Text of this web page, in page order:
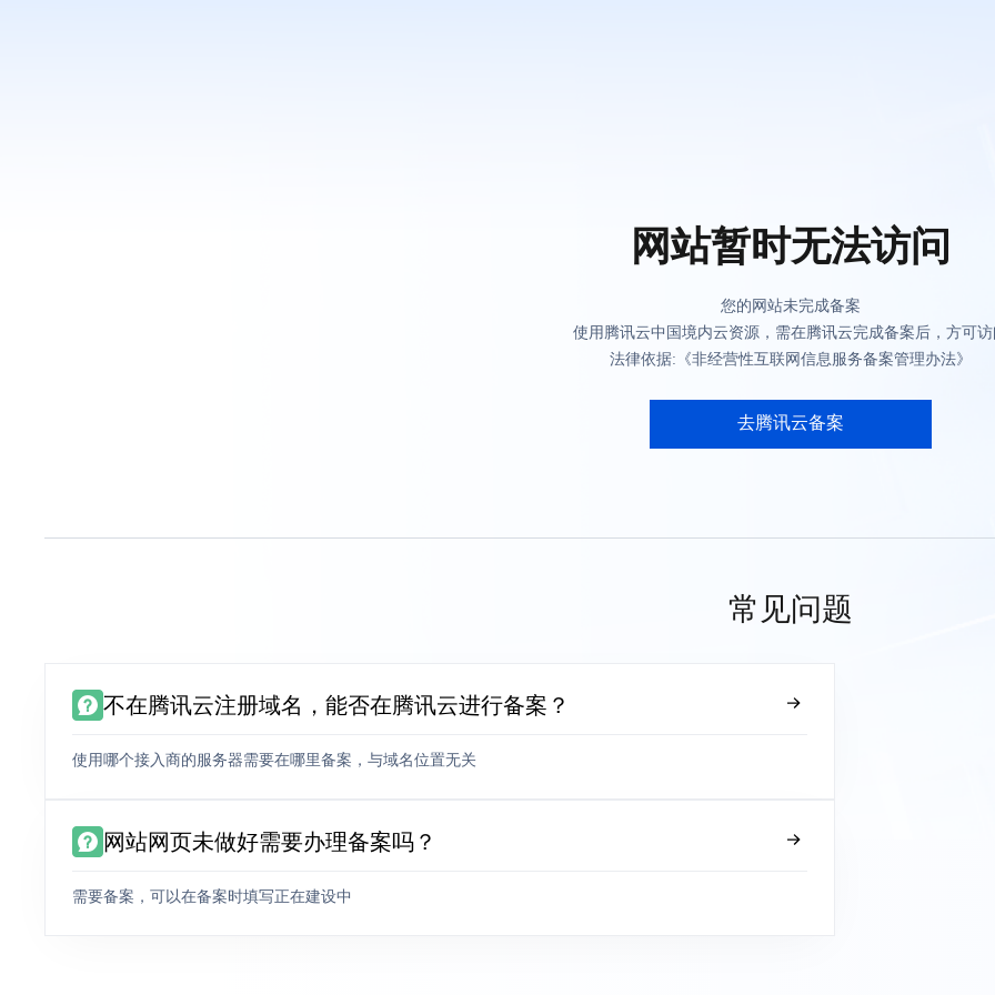
网站暂时无法访问
您的网站未完成备案
使用腾讯云中国境内云资源，需在腾讯云完成备案后，方可
法律依据:《非经营性互联网信息服务备案管理办法》
去腾讯云备案
常见问题
不在腾讯云注册域名，能否在腾讯云进行备案？
使用哪个接入商的服务器需要在哪里备案，与域名位置无关
网站网页未做好需要办理备案吗？
需要备案，可以在备案时填写正在建设中